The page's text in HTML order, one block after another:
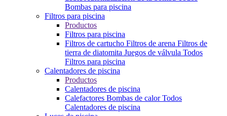
Bombas para piscina
Filtros para piscina
Productos
Filtros para piscina
Filtros de cartucho Filtros de arena Filtros de
tierra de diatomita Juegos de válvula Todos
Filtros para piscina
Calentadores de piscina
Productos
Calentadores de piscina
Calefactores Bombas de calorTodos
Calentadores de piscina